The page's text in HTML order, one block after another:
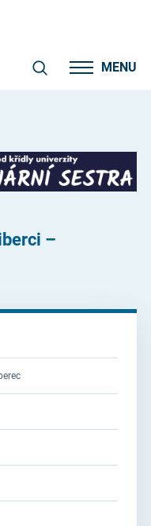
MENU
–